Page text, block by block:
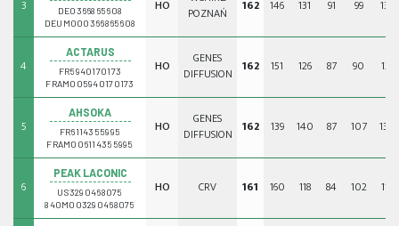
3
DE0366865608
DEUM000366865608
HO
POZNAŃ
162 146 131 91 99 133
4
ACTARUS
FR5940170173
FRAM005940170173
HO
GENES
DIFFUSION 162 151 126 87 90 121
5
AHSOKA
FR6114355995
FRAM006114355995
HO
GENES
DIFFUSION 162 139 140 87 107 130
6
PEAK LACONIC
US3290468075
840M003290468075
HO CRV 161 160 118 84 102 114